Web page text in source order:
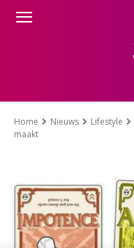
Home Nieuws Lifestyle
maakt